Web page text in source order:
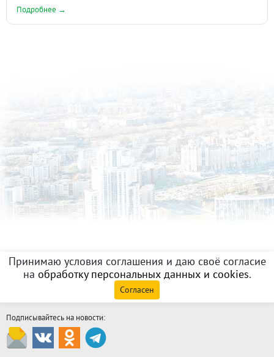
Подробнее →
Принимаю условия соглашения и даю своё согласие
на обработку персональных данных и cookies.
Согласен
Подписывайтесь на новости: